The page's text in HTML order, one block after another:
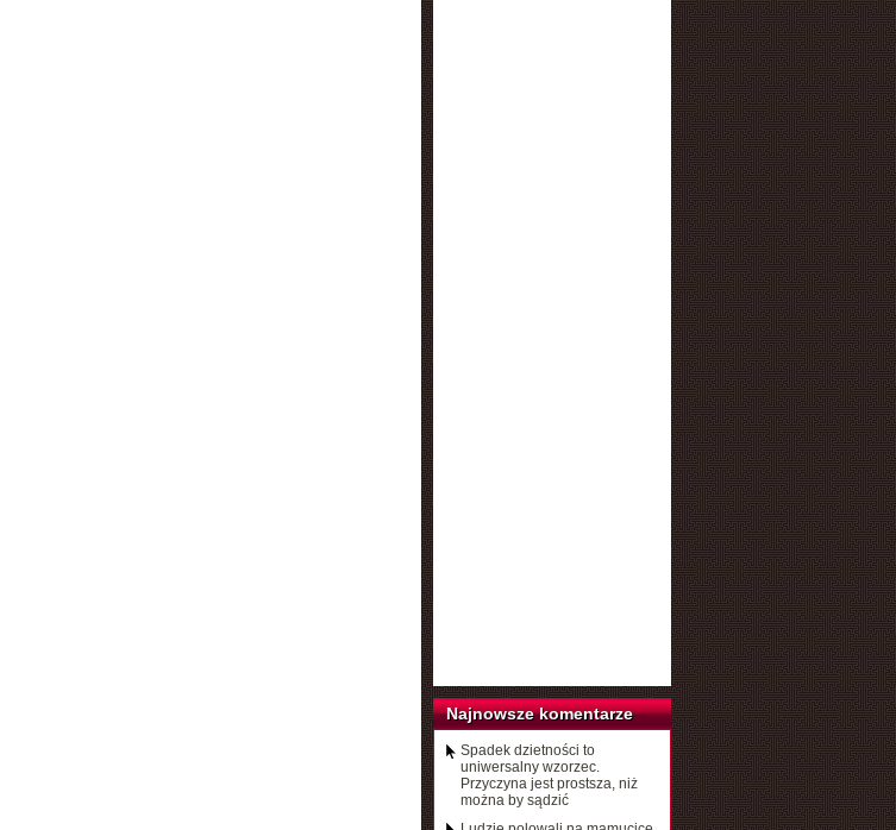
Najnowsze komentarze
Spadek dzietności to
uniwersalny wzorzec.
Przyczyna jest prostsza, niż
można by sądzić